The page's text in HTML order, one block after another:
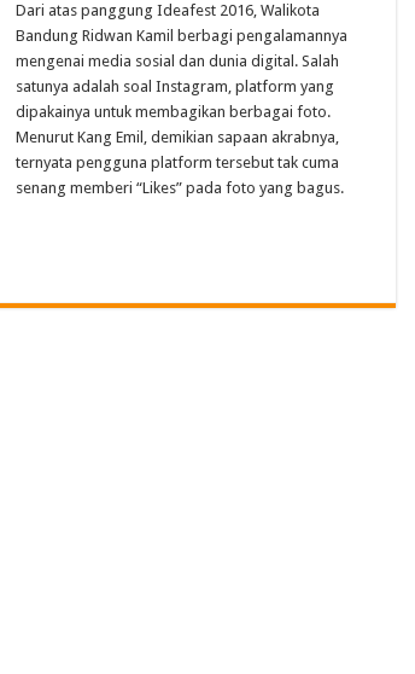
Dari atas panggung Ideafest 2016, Walikota
Bandung Ridwan Kamil berbagi pengalamannya
mengenai media sosial dan dunia digital. Salah
satunya adalah soal Instagram, platform yang
dipakainya untuk membagikan berbagai foto.
Menurut Kang Emil, demikian sapaan akrabnya,
ternyata pengguna platform tersebut tak cuma
senang memberi “Likes” pada foto yang bagus.